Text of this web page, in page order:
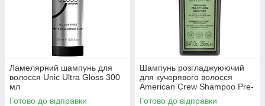
Ламелярний шампунь для
волосся Unic Ultra Gloss 300
мл
Готово до відправки
Шампунь розгладжуюючий
для кучерявого волосся
American Crew Shampoo Pre-
styling Forming 250 мл
Готово до відправки